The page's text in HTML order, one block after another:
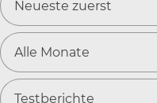
News
Über Uns
Service